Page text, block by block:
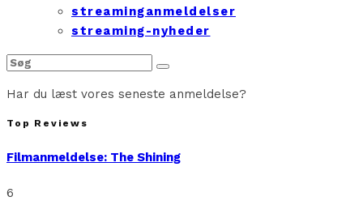
streaminganmeldelser
streaming-nyheder
Har du læst vores seneste anmeldelse?
Top Reviews
Filmanmeldelse: The Shining
6